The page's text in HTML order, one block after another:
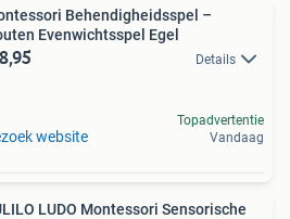
Behendigheidsspel –
Evenwichtsspel Egel
Details
website
Topadvertentie
Vandaag
LUDO Montessori Sensorische